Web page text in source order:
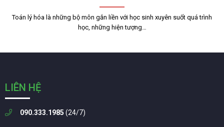
Toán lý hóa là những bộ môn gắn liền với học sinh xuyên suốt quá trình
học, những hiện tượng…
LIÊN HỆ
090.333.1985 (24/7)